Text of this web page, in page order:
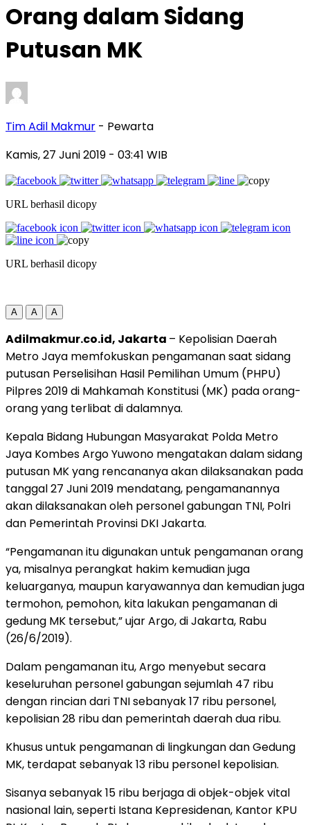
Orang dalam Sidang
Putusan MK
Tim Adil Makmur - Pewarta
Kamis, 27 Juni 2019 - 03:41 WIB
URL berhasil dicopy
URL berhasil dicopy
A A A
Adilmakmur.co.id, Jakarta – Kepolisian Daerah
Metro Jaya memfokuskan pengamanan saat sidang
putusan Perselisihan Hasil Pemilihan Umum (PHPU)
Pilpres 2019 di Mahkamah Konstitusi (MK) pada orang-
orang yang terlibat di dalamnya.
Kepala Bidang Hubungan Masyarakat Polda Metro
Jaya Kombes Argo Yuwono mengatakan dalam sidang
putusan MK yang rencananya akan dilaksanakan pada
tanggal 27 Juni 2019 mendatang, pengamanannya
akan dilaksanakan oleh personel gabungan TNI, Polri
dan Pemerintah Provinsi DKI Jakarta.
“Pengamanan itu digunakan untuk pengamanan orang
ya, misalnya perangkat hakim kemudian juga
keluarganya, maupun karyawannya dan kemudian juga
termohon, pemohon, kita lakukan pengamanan di
gedung MK tersebut,” ujar Argo, di Jakarta, Rabu
(26/6/2019).
Dalam pengamanan itu, Argo menyebut secara
keseluruhan personel gabungan sejumlah 47 ribu
dengan rincian dari TNI sebanyak 17 ribu personel,
kepolisian 28 ribu dan pemerintah daerah dua ribu.
Khusus untuk pengamanan di lingkungan dan Gedung
MK, terdapat sebanyak 13 ribu personel kepolisian.
Sisanya sebanyak 15 ribu berjaga di objek-objek vital
nasional lain, seperti Istana Kepresidenan, Kantor KPU